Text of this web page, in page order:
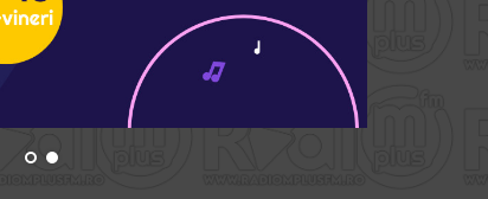
Un nou proiect, de această dată în Târgu-
citește..